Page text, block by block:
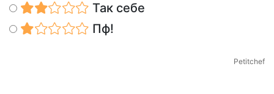
Так себе
Пф!
Petitchef